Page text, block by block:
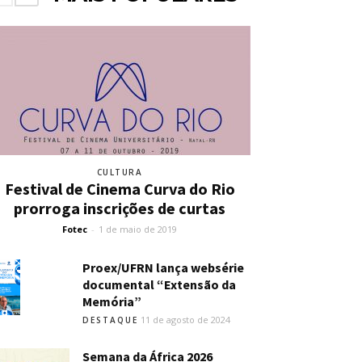
CULTURA
Festival de Cinema Curva do Rio
prorroga inscrições de curtas
Fotec - 1 de maio de 2019
Proex/UFRN lança websérie
documental “Extensão da
Memória”
DESTAQUE 11 de agosto de 2024
Semana da África 2026